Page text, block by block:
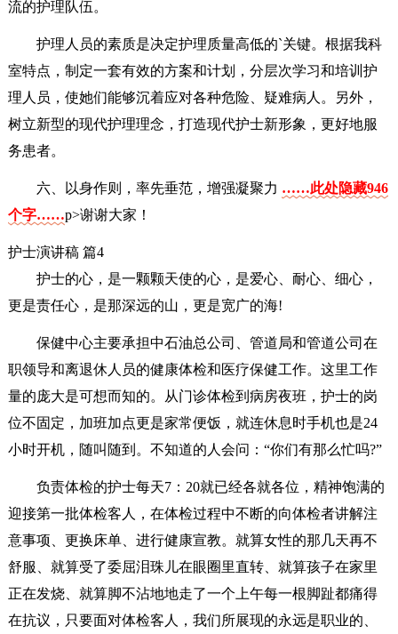
流的护理队伍。
护理人员的素质是决定护理质量高低的`关键。根据我科
室特点，制定一套有效的方案和计划，分层次学习和培训护
理人员，使她们能够沉着应对各种危险、疑难病人。另外，
树立新型的现代护理理念，打造现代护士新形象，更好地服
务患者。
六、以身作则，率先垂范，增强凝聚力 ……此处隐藏946
个字……p>谢谢大家！
护士演讲稿 篇4
护士的心，是一颗颗天使的心，是爱心、耐心、细心，
更是责任心，是那深远的山，更是宽广的海!
保健中心主要承担中石油总公司、管道局和管道公司在
职领导和离退休人员的健康体检和医疗保健工作。这里工作
量的庞大是可想而知的。从门诊体检到病房夜班，护士的岗
位不固定，加班加点更是家常便饭，就连休息时手机也是24
小时开机，随叫随到。不知道的人会问：“你们有那么忙吗?”
负责体检的护士每天7：20就已经各就各位，精神饱满的
迎接第一批体检客人，在体检过程中不断的向体检者讲解注
意事项、更换床单、进行健康宣教。就算女性的那几天再不
舒服、就算受了委屈泪珠儿在眼圈里直转、就算孩子在家里
正在发烧、就算脚不沾地地走了一个上午每一根脚趾都痛得
在抗议，只要面对体检客人，我们所展现的永远是职业的、